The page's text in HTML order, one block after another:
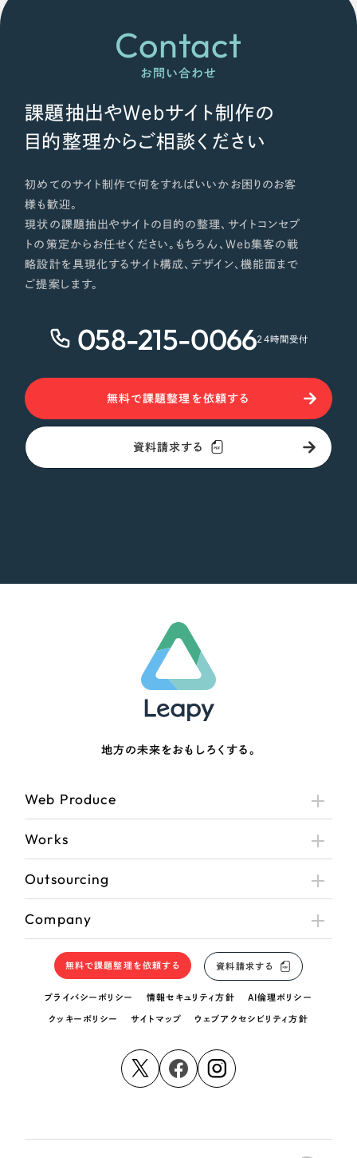
Contact
お問い合わせ
課題抽出やWebサイト制作の
目的整理からご相談ください
初めてのサイト制作で何をすればいいかお困りのお客
様も歓迎。
現状の課題抽出やサイトの目的の整理、サイトコンセプ
トの策定からお任せください。もちろん、Web集客の戦
略設計を具現化するサイト構成、デザイン、機能面まで
ご提案します。
058-215-006624時間受付
無料で課題整理を依頼する
資料請求する
地方の未来をおもしろくする。
Web Produce
Works
Outsourcing
Company
無料で課題整理を依頼する 資料請求する
プライバシーポリシー 情報セキュリティ方針 AI倫理ポリシー
クッキーポリシー サイトマップ ウェブアクセシビリティ方針